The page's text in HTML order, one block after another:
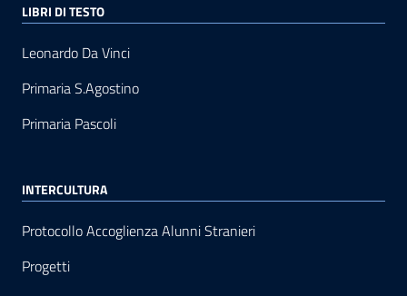
LIBRI DI TESTO
Leonardo Da Vinci
Primaria S.Agostino
Primaria Pascoli
INTERCULTURA
Protocollo Accoglienza Alunni Stranieri
Progetti